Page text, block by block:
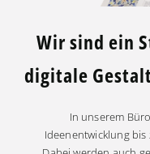
Wir sind ein
digitale
In unserem
Ideenentwicklung